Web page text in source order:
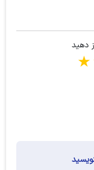
دهید
2 stars